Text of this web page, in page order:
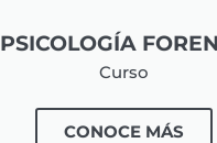
PSICOLOGÍA
Curso
CONOCE MÁS